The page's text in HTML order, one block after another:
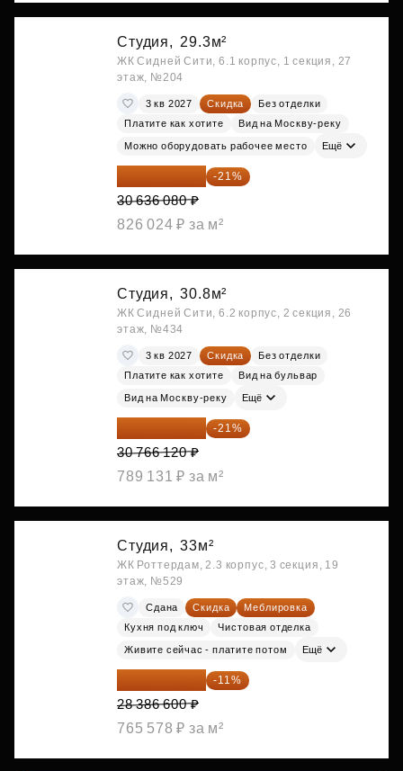
Студия, 29.3м²
ЖК Сидней Сити, 6.1 корпус, 1 секция, 27
этаж, №204
3 кв 2027 Скидка
Без отделки
Платите как хотите
Вид на Москву-реку
Можно оборудовать рабочее место Ещё
24 202 503 ₽ -21%
30 636 080 ₽
826 024 ₽ за м²
Студия, 30.8м²
ЖК Сидней Сити, 6.2 корпус, 2 секция, 26
этаж, №434
3 кв 2027 Скидка
Без отделки
Платите как хотите
Вид на бульвар
Вид на Москву-реку Ещё
24 305 235 ₽ -21%
30 766 120 ₽
789 131 ₽ за м²
Студия, 33м²
ЖК Роттердам, 2.3 корпус, 3 секция, 19
этаж, №529
Сдана Скидка
Меблировка
Кухня под ключ
Чистовая отделка
Живите сейчас - платите потом Ещё
25 264 074 ₽ -11%
28 386 600 ₽
765 578 ₽ за м²